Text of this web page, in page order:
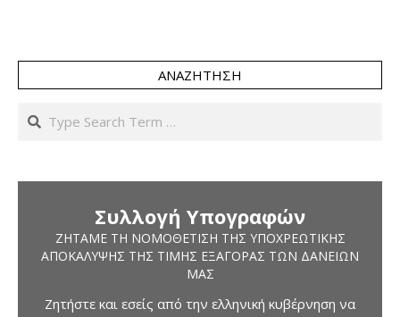
ΑΝΑΖΉΤΗΣΗ
Search
Συλλογή Υπογραφών
ΖΗΤΆΜΕ ΤΗ ΝΟΜΟΘΈΤΙΣΗ ΤΗΣ ΥΠΟΧΡΕΩΤΙΚΉΣ
ΑΠΟΚΆΛΥΨΗΣ ΤΗΣ ΤΙΜΉΣ ΕΞΑΓΟΡΆΣ ΤΩΝ ΔΑΝΕΊΩΝ
ΜΑΣ
Ζητήστε και εσείς από την ελληνική κυβέρνηση να